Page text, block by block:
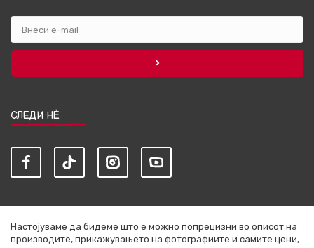
СЛЕДИ НЀ
Настојуваме да бидеме што е можно попрецизни во описот на
производите, прикажувањето на фотографиите и самите цени,